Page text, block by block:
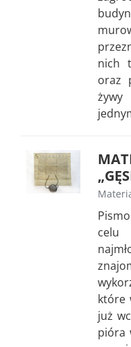
nich
oraz
celu
które
już
pióra